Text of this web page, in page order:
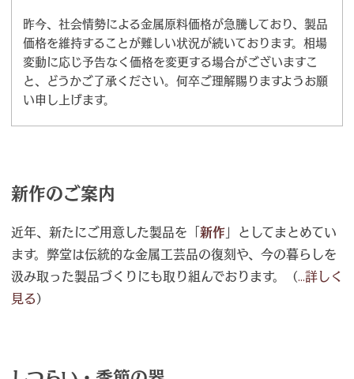
昨今、社会情勢による金属原料価格が急騰しており、製品
価格を維持することが難しい状況が続いております。相場
変動に応じ予告なく価格を変更する場合がございますこ
と、どうかご了承ください。何卒ご理解賜りますようお願
い申し上げます。
新作のご案内
近年、新たにご用意した製品を「 新作 」としてまとめてい
ます。弊堂は伝統的な金属工芸品の復刻や、今の暮らしを
汲み取った製品づくりにも取り組んでおります。（...詳しく
見る）